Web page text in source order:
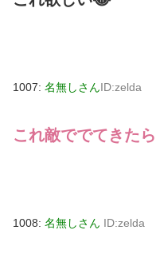
1007: 名無しさんID:zelda
これ敵ででてきた
1008: 名無しさん ID:zelda